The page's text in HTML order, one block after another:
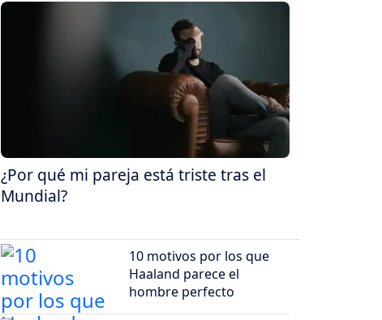
¿Por qué mi pareja está triste tras el
Mundial?
10 motivos por los que
Haaland parece el
hombre perfecto